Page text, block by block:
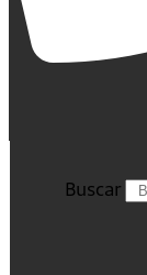
Buscar